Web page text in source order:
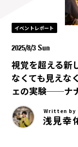
イベントレポート
2025/8/3 Sun
視覚を超える新
なくても見えな
ェの実験──ナ
Written by
浅見幸